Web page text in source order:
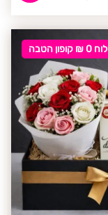
הטבה